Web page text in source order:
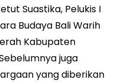
Suastika, Pelukis I
Budaya Bali Warih
Kabupaten
juga
yang diberikan